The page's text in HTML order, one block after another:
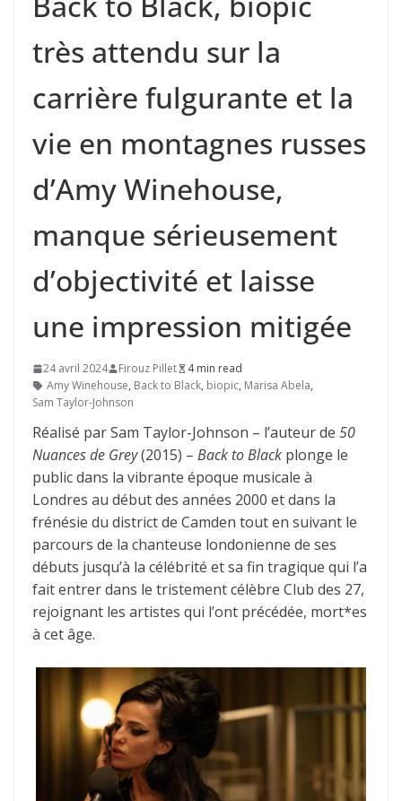
très attendu sur la
carrière fulgurante et la
vie en montagnes russes
d’Amy Winehouse,
manque sérieusement
d’objectivité et laisse
une impression mitigée
24 avril 2024 Firouz Pillet
4 min read
Amy Winehouse, Back to Black, biopic, Marisa Abela,
Sam Taylor-Johnson
Réalisé par Sam Taylor-Johnson – l’auteur de 50
Nuances de Grey(2015) – Back to Black plonge le
public dans la vibrante époque musicale à
Londres au début des années 2000 et dans la
frénésie du district de Camden tout en suivant le
parcours de la chanteuse londonienne de ses
débuts jusqu’à la célébrité et sa fin tragique qui l’a
fait entrer dans le tristement célèbre Club des 27,
rejoignant les artistes qui l’ont précédée, mort*es
à cet âge.